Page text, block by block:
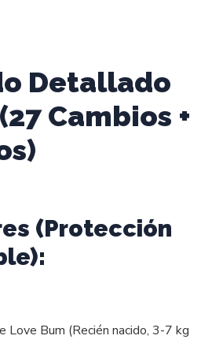
Detallado
Cambios +
(Protección
Bum (Recién nacido, 3-7 kg